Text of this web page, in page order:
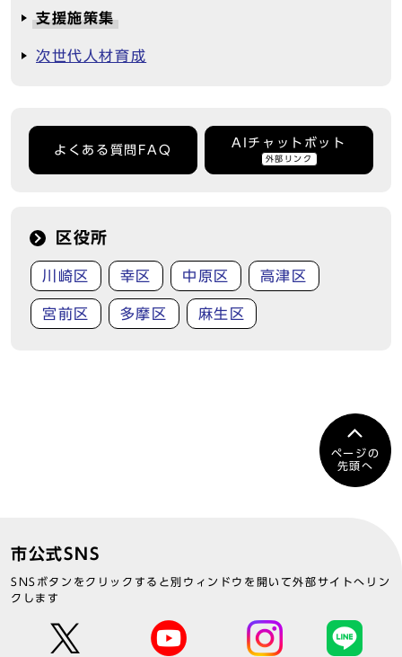
支援施策集
次世代人材育成
よくある質問FAQ
AIチャットボット
外部リンク
区役所
川崎区 幸区 中原区 高津区
宮前区 多摩区 麻生区
ページの
先頭へ
市公式SNS
SNSボタンをクリックすると別ウィンドウを開いて外部サイトへリン
クします